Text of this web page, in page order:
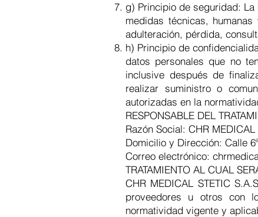
g) Principio de seguridad: La
medidas técnicas,
adulteración, pérdida,
h) Principio de
datos personales que no
inclusive después de
realizar suministro o
autorizadas en la
RESPONSABLE DEL
Razón Social: CHR
Domicilio y Dirección: Calle
Correo electrónico:
TRATAMIENTO AL CUAL
CHR MEDICAL STETIC
proveedores u otros con
normatividad vigente y